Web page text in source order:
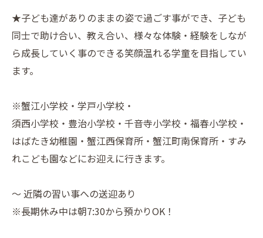
★子ども達がありのままの姿で過ごす事ができ、子ども
同士で助け合い、教え合い、様々な体験・経験をしなが
ら成長していく事のできる笑顔温れる学童を目指してい
ます。
※蟹江小学校・学戸小学校・
須西小学校・豊治小学校・千音寺小学校・福春小学校・
はばたき幼稚園・蟹江西保育所・蟹江町南保育所・すみ
れこども園などにお迎えに行きます。
～ 近隣の習い事への送迎あり
※長期休み中は朝7:30から預かりOK！